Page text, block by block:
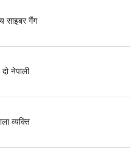
साइबर गैंग
नेपाली
व्यक्ति